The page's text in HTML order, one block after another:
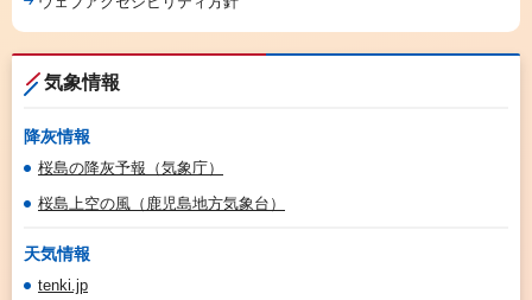
気象情報
降灰情報
桜島の降灰予報（気象庁）
桜島上空の風（鹿児島地方気象台）
天気情報
tenki.jp